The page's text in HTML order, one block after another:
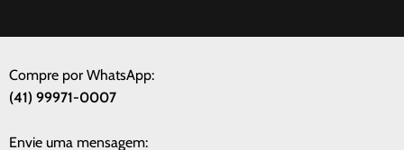
Compre por WhatsApp:
(41) 99971-0007
Envie uma mensagem: